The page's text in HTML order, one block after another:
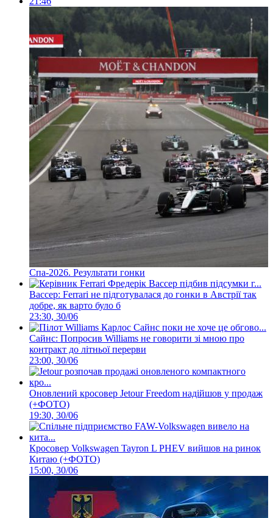
Спа-2026. Результати гонки
Вассер: Ferrari не підготувалася до гонки в Австрії так
добре, як варто було б
23:30, 30/06
Сайнс: Попросив Williams не говорити зі мною про
контракт до літньої перерви
23:00, 30/06
Оновлений кросовер Jetour Freedom надійшов у продаж
(+ФОТО)
19:30, 30/06
Кросовер Volkswagen Tayron L PHEV вийшов на ринок
Китаю (+ФОТО)
15:00, 30/06